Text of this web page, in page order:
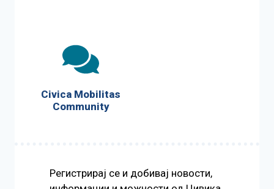
Civica Mobilitas
Community
Регистрирај се и добивај новости,